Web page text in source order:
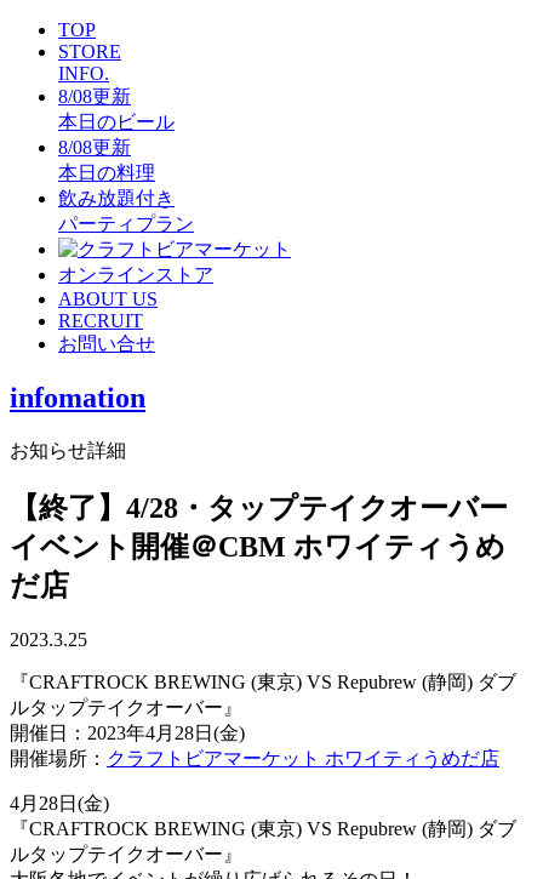
TOP
STORE
INFO.
8/08更新
本日のビール
8/08更新
本日の料理
飲み放題付き
パーティプラン
オンラインストア
ABOUT US
RECRUIT
お問い合せ
infomation
お知らせ詳細
【終了】4/28・タップテイクオーバー
イベント開催＠CBM ホワイティうめ
だ店
2023.3.25
『CRAFTROCK BREWING (東京) VS Repubrew (静岡) ダブ
ルタップテイクオーバー』
開催日：2023年4月28日(金)
開催場所： クラフトビアマーケット ホワイティうめだ店
4月28日(金)
『CRAFTROCK BREWING (東京) VS Repubrew (静岡) ダブ
ルタップテイクオーバー』